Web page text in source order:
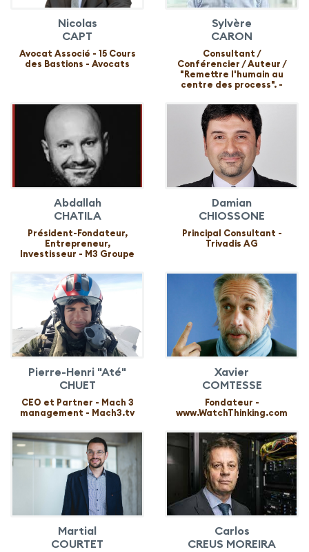
Nicolas
CAPT
Avocat Associé - 15 Cours
des Bastions - Avocats
Sylvère
CARON
Consultant /
Conférencier / Auteur /
"Remettre l'humain au
centre des process". -
Abdallah
CHATILA
Président-Fondateur,
Entrepreneur,
Investisseur - M3 Groupe
Damian
CHIOSSONE
Principal Consultant -
Trivadis AG
Pierre-Henri "Até"
CHUET
CEO et Partner - Mach 3
management - Mach3.tv
Xavier
COMTESSE
Fondateur -
www.WatchThinking.com
Martial
COURTET
Carlos
CREUS MOREIRA